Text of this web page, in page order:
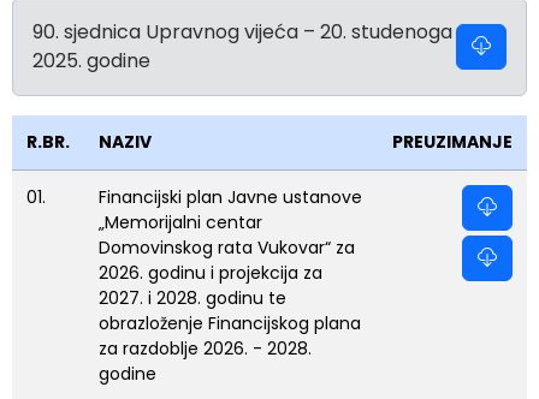
90. sjednica Upravnog vijeća – 20. studenoga
2025. godine
R.BR. NAZIV PREUZIMANJE
01.
Financijski plan Javne ustanove
„Memorijalni centar
Domovinskog rata Vukovar“ za
2026. godinu i projekcija za
2027. i 2028. godinu te
obrazloženje Financijskog plana
za razdoblje 2026. - 2028.
godine